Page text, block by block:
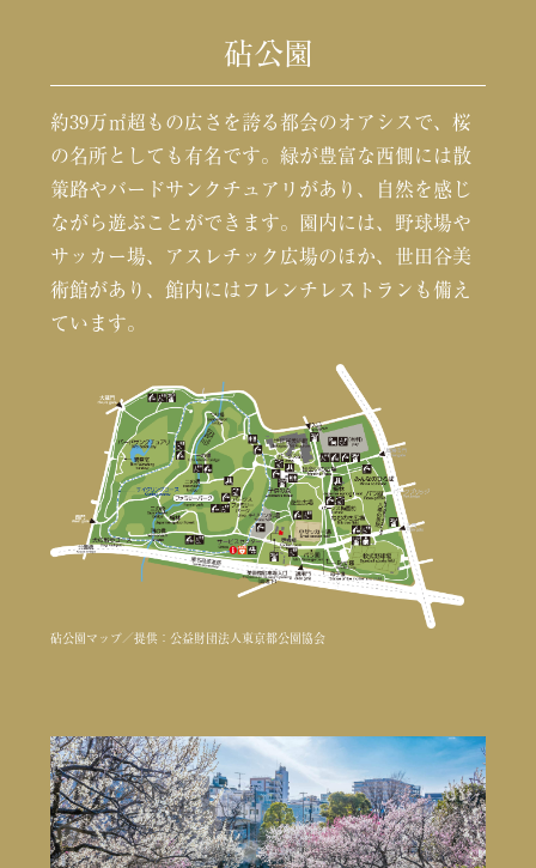
砧公園
約39万㎡超もの広さを誇る都会のオアシスで、桜
の名所としても有名です。緑が豊富な西側には散
策路やバードサンクチュアリがあり、自然を感じ
ながら遊ぶことができます。園内には、野球場や
サッカー場、アスレチック広場のほか、世田谷美
術館があり、館内にはフレンチレストランも備え
ています。
砧公園マップ／提供：公益財団法人東京都公園協会